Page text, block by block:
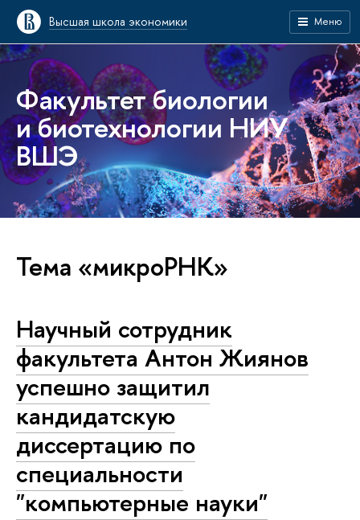
Высшая школа экономики Меню
Факультет биологии
и биотехнологии НИУ
ВШЭ
Тема «микроРНК»
Научный сотрудник
факультета Антон Жиянов
успешно защитил
кандидатскую
диссертацию по
специальности
"компьютерные науки"